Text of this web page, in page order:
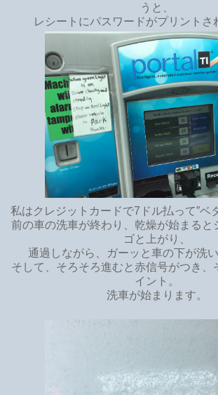
うと、
レシートにパスワードがプリントさ
私はクレジットカードで7ドル払って”ベ
前の車の洗車が終わり、乾燥が始まると
ゴと上がり、
通過しながら、ガーッと車の下が洗い
そして、そろそろ進むと赤信号がつき、
イント。
洗車が始まります。